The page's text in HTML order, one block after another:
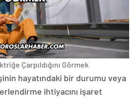
Çarpıldığını Görmek
hayatındaki bir durumu veya
ihtiyacını işaret